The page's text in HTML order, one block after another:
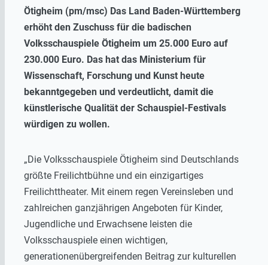
Ötigheim (pm/msc) Das Land Baden-Württemberg
erhöht den Zuschuss für die badischen
Volksschauspiele Ötigheim um 25.000 Euro auf
230.000 Euro. Das hat das Ministerium für
Wissenschaft, Forschung und Kunst heute
bekanntgegeben und verdeutlicht, damit die
künstlerische Qualität der Schauspiel-Festivals
würdigen zu wollen.
„Die Volksschauspiele Ötigheim sind Deutschlands
größte Freilichtbühne und ein einzigartiges
Freilichttheater. Mit einem regen Vereinsleben und
zahlreichen ganzjährigen Angeboten für Kinder,
Jugendliche und Erwachsene leisten die
Volksschauspiele einen wichtigen,
generationenübergreifenden Beitrag zur kulturellen